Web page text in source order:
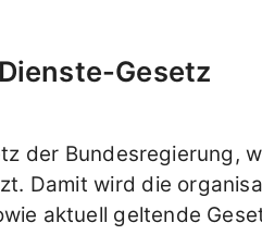
Gesetz
der Bundesregierung,
Damit wird die
aktuell geltende